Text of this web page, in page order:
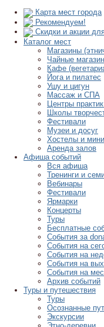
Карта мест города
Рекомендуем!
Скидки и акции
Каталог мест
Магазины
Чайные
Кафе
Йога и пилатес
Ушу и цигун
Массаж и СПА
Центры
Школы
Фестивали
Музеи и досуг
Хостелы и
Аренда залов
Афиша событий
Вся афиша
Тренинги и
Вебинары
Фестивали
Ярмарки
Концерты
Туры
Бесплатные
События за
События на
События на
События на
События на
Архив событий
Туры и путешествия
Туры
Осознанные
Экскурсии